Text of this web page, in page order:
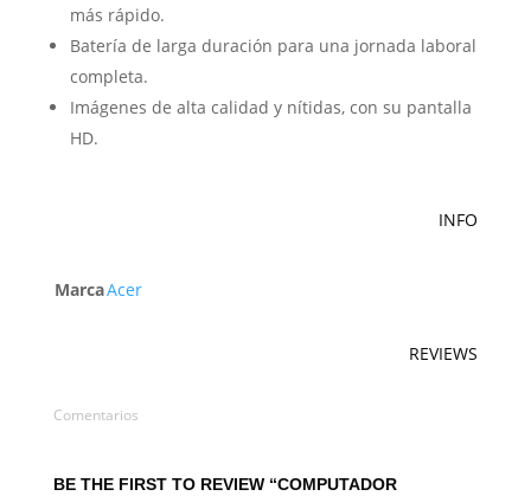
más rápido.
Batería de larga duración para una jornada laboral
completa.
Imágenes de alta calidad y nítidas, con su pantalla
HD.
INFO
MarcaAcer
REVIEWS
Comentarios
BE THE FIRST TO REVIEW “COMPUTADOR